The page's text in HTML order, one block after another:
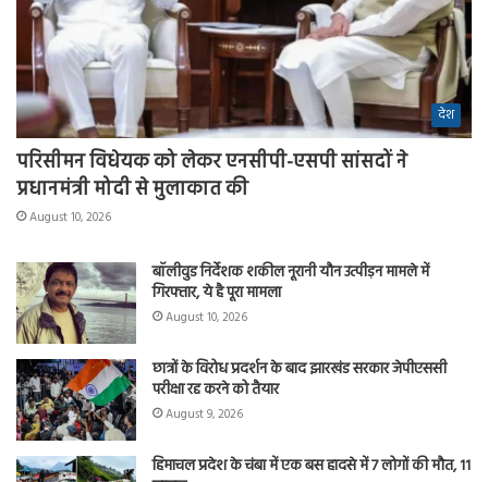
देश
परिसीमन विधेयक को लेकर एनसीपी-एसपी सांसदों ने
प्रधानमंत्री मोदी से मुलाकात की
August 10, 2026
बॉलीवुड निर्देशक शकील नूरानी यौन उत्पीड़न मामले में
गिरफ्तार, ये है पूरा मामला
August 10, 2026
छात्रों के विरोध प्रदर्शन के बाद झारखंड सरकार जेपीएससी
परीक्षा रद्द करने को तैयार
August 9, 2026
हिमाचल प्रदेश के चंबा में एक बस हादसे में 7 लोगों की मौत, 11